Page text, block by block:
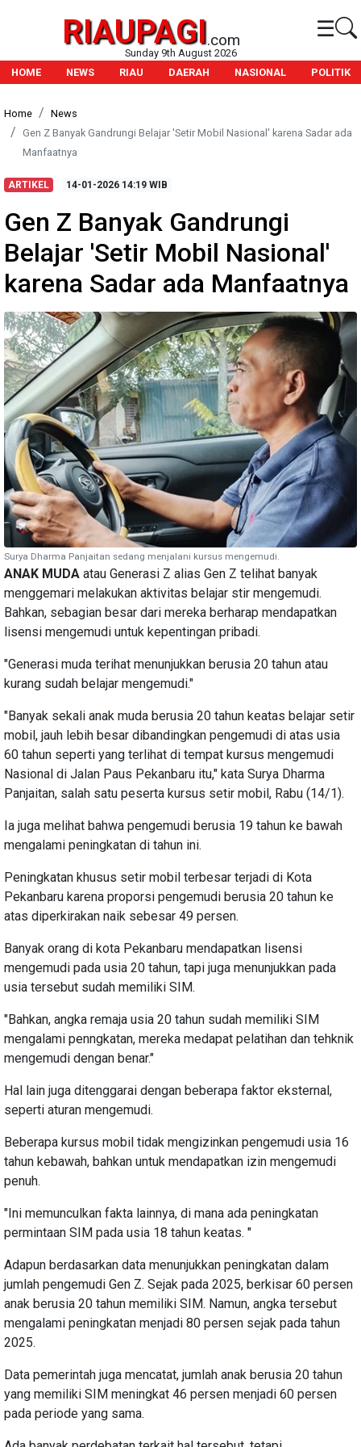
RIAUPAGI.com ☰
Sunday 9th August 2026
HOME
NEWS RIAU DAERAH NASIONAL POLITIK
Home
News
Gen Z Banyak Gandrungi Belajar 'Setir Mobil Nasional' karena Sadar ada
Manfaatnya
ARTIKEL 14-01-2026 14:19 WIB
Gen Z Banyak Gandrungi
Belajar 'Setir Mobil Nasional'
karena Sadar ada Manfaatnya
Surya Dharma Panjaitan sedang menjalani kursus mengemudi.
ANAK MUDA atau Generasi Z alias Gen Z telihat banyak
menggemari melakukan aktivitas belajar stir mengemudi.
Bahkan, sebagian besar dari mereka berharap mendapatkan
lisensi mengemudi untuk kepentingan pribadi.
"Generasi muda terihat menunjukkan berusia 20 tahun atau
kurang sudah belajar mengemudi."
"Banyak sekali anak muda berusia 20 tahun keatas belajar setir
mobil, jauh lebih besar dibandingkan pengemudi di atas usia
60 tahun seperti yang terlihat di tempat kursus mengemudi
Nasional di Jalan Paus Pekanbaru itu," kata Surya Dharma
Panjaitan, salah satu peserta kursus setir mobil, Rabu (14/1).
Ia juga melihat bahwa pengemudi berusia 19 tahun ke bawah
mengalami peningkatan di tahun ini.
Peningkatan khusus setir mobil terbesar terjadi di Kota
Pekanbaru karena proporsi pengemudi berusia 20 tahun ke
atas diperkirakan naik sebesar 49 persen.
Banyak orang di kota Pekanbaru mendapatkan lisensi
mengemudi pada usia 20 tahun, tapi juga menunjukkan pada
usia tersebut sudah memiliki SIM.
"Bahkan, angka remaja usia 20 tahun sudah memiliki SIM
mengalami penngkatan, mereka medapat pelatihan dan tehknik
mengemudi dengan benar."
Hal lain juga ditenggarai dengan beberapa faktor eksternal,
seperti aturan mengemudi.
Beberapa kursus mobil tidak mengizinkan pengemudi usia 16
tahun kebawah, bahkan untuk mendapatkan izin mengemudi
penuh.
"Ini memunculkan fakta lainnya, di mana ada peningkatan
permintaan SIM pada usia 18 tahun keatas. "
Adapun berdasarkan data menunjukkan peningkatan dalam
jumlah pengemudi Gen Z. Sejak pada 2025, berkisar 60 persen
anak berusia 20 tahun memiliki SIM. Namun, angka tersebut
mengalami peningkatan menjadi 80 persen sejak pada tahun
2025.
Data pemerintah juga mencatat, jumlah anak berusia 20 tahun
yang memiliki SIM meningkat 46 persen menjadi 60 persen
pada periode yang sama.